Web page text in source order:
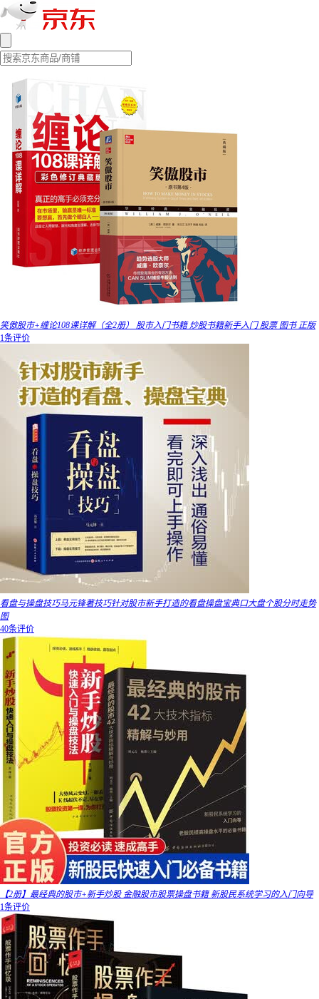
笑傲股市+缠论108课详解（全2册） 股市入门书籍 炒股书籍新手入门 股票 图书 正版
1条评价
看盘与操盘技巧马元锋著技巧针对股市新手打造的看盘操盘宝典口大盘个股分时走势
图
40条评价
【2册】最经典的股市+新手炒股 金融股市股票操盘书籍 新股民系统学习的入门向导
1条评价